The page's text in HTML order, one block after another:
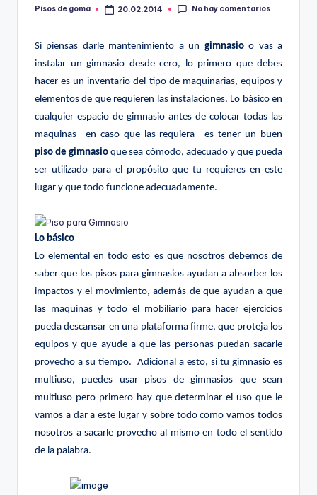
mPublicado
Pisos de goma 20.02.2014 No hay comentarios
Si piensas darle mantenimiento a un gimnasioo vas a
instalar un gimnasio desde cero, lo primero que debes
hacer es un inventario del tipo de maquinarias, equipos y
elementos de que requieren las instalaciones. Lo básico en
cualquier espacio de gimnasio antes de colocar todas las
maquinas –en caso que las requiera—es tener un buen
piso de gimnasio que sea cómodo, adecuado y que pueda
ser utilizado para el propósito que tu requieres en este
lugar y que todo funcione adecuadamente.
Lo básico
Lo elemental en todo esto es que nosotros debemos de
saber que los pisos para gimnasios ayudan a absorber los
impactos y el movimiento, además de que ayudan a que
las maquinas y todo el mobiliario para hacer ejercicios
pueda descansar en una plataforma firme, que proteja los
equipos y que ayude a que las personas puedan sacarle
provecho a su tiempo. Adicional a esto, si tu gimnasio es
multiuso, puedes usar pisos de gimnasios que sean
multiuso pero primero hay que determinar el uso que le
vamos a dar a este lugar y sobre todo como vamos todos
nosotros a sacarle provecho al mismo en todo el sentido
de la palabra.